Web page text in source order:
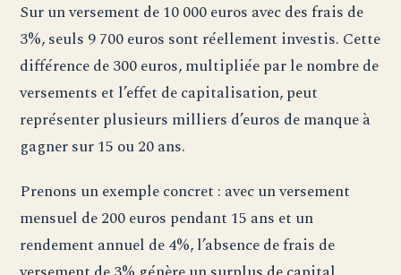
Sur un versement de 10 000 euros avec des frais de
3%, seuls 9 700 euros sont réellement investis. Cette
différence de 300 euros, multipliée par le nombre de
versements et l’effet de capitalisation, peut
représenter plusieurs milliers d’euros de manque à
gagner sur 15 ou 20 ans.
Prenons un exemple concret : avec un versement
mensuel de 200 euros pendant 15 ans et un
rendement annuel de 4%, l’absence de frais de